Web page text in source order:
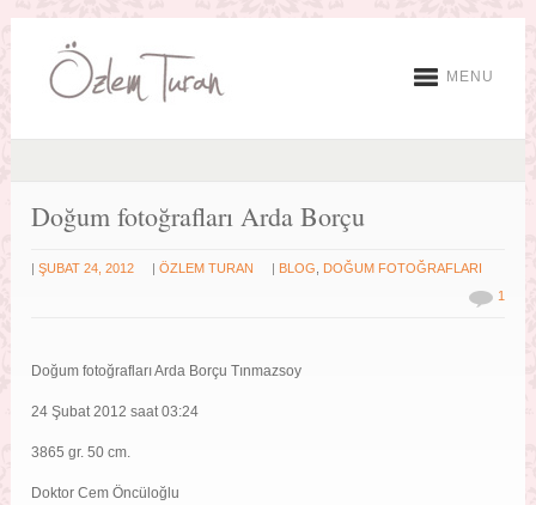
MENU
Doğum fotoğrafları Arda Borçu
| ŞUBAT 24, 2012 |ÖZLEM TURAN | BLOG
DOĞUM FOTOĞRAFLARI
1
Doğum fotoğrafları Arda Borçu Tınmazsoy
24 Şubat 2012 saat 03:24
3865 gr. 50 cm.
Doktor Cem Öncüloğlu